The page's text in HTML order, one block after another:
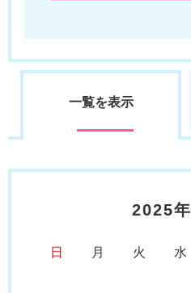
一覧を表示
2025年
日 月 火 水